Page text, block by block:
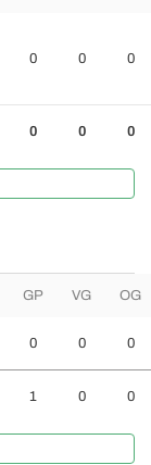
0 0 0
0 0 0
GP VG OG
0 0 0
1 0 0